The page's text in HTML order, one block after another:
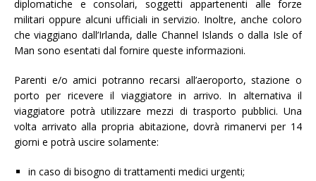
diplomatiche e consolari, soggetti appartenenti alle forze
militari oppure alcuni ufficiali in servizio. Inoltre, anche coloro
che viaggiano dall’Irlanda, dalle Channel Islands o dalla Isle of
Man sono esentati dal fornire queste informazioni.
Parenti e/o amici potranno recarsi all’aeroporto, stazione o
porto per ricevere il viaggiatore in arrivo. In alternativa il
viaggiatore potrà utilizzare mezzi di trasporto pubblici. Una
volta arrivato alla propria abitazione, dovrà rimanervi per 14
giorni e potrà uscire solamente:
in caso di bisogno di trattamenti medici urgenti;